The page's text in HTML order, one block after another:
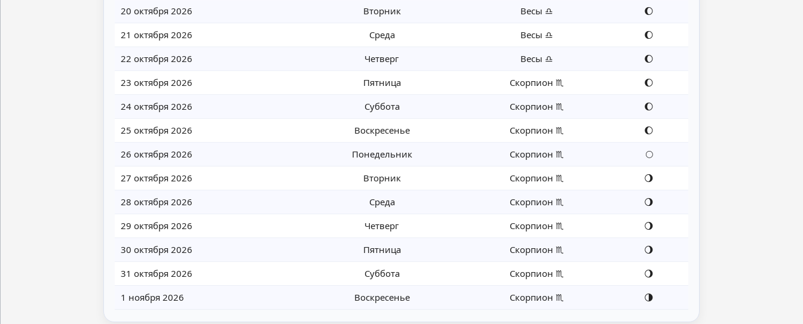
20 октября 2026
Вторник Весы ♎
🌔
21 октября 2026
Среда Весы ♎
🌔
22 октября 2026
Четверг Весы ♎
🌔
23 октября 2026
Пятница Скорпион ♏
🌔
24 октября 2026
Суббота Скорпион ♏
🌔
25 октября 2026
Воскресенье Скорпион ♏
🌔
26 октября 2026
Понедельник Скорпион ♏
🌕
27 октября 2026
Вторник Скорпион ♏
🌖
28 октября 2026
Среда Скорпион ♏
🌖
29 октября 2026
Четверг Скорпион ♏
🌖
30 октября 2026
Пятница Скорпион ♏
🌖
31 октября 2026
Суббота Скорпион ♏
🌖
1 ноября 2026
Воскресенье Скорпион ♏ 🌗